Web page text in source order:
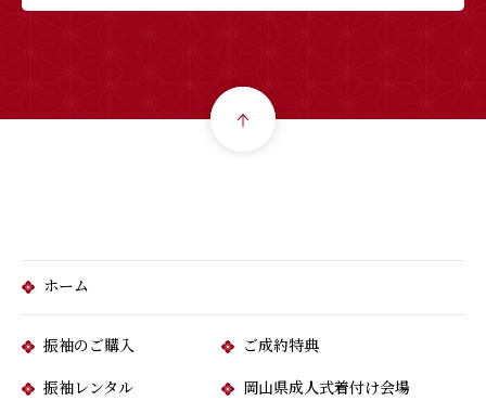
ホーム
振袖のご購入
ご成約特典
振袖レンタル
岡山県成人式着付け会場